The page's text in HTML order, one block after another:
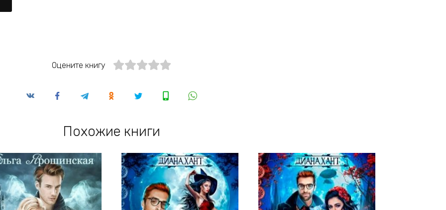
Оцените книгу
Похожие книги